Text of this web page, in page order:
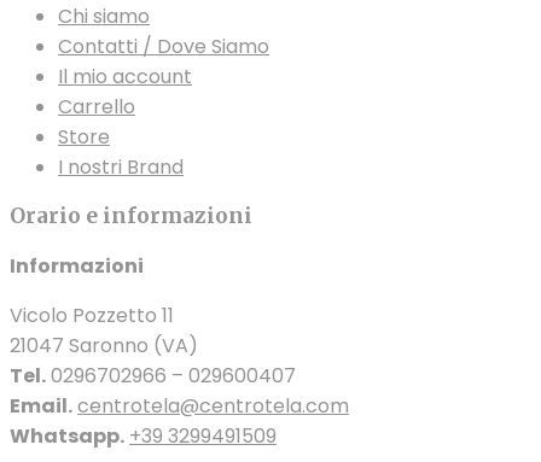
Chi siamo
Contatti / Dove Siamo
Il mio account
Carrello
Store
I nostri Brand
Orario e informazioni
Informazioni
Vicolo Pozzetto 11
21047 Saronno (VA)
Tel.0296702966 – 029600407
Email.centrotela@centrotela.com
Whatsapp. +39 3299491509